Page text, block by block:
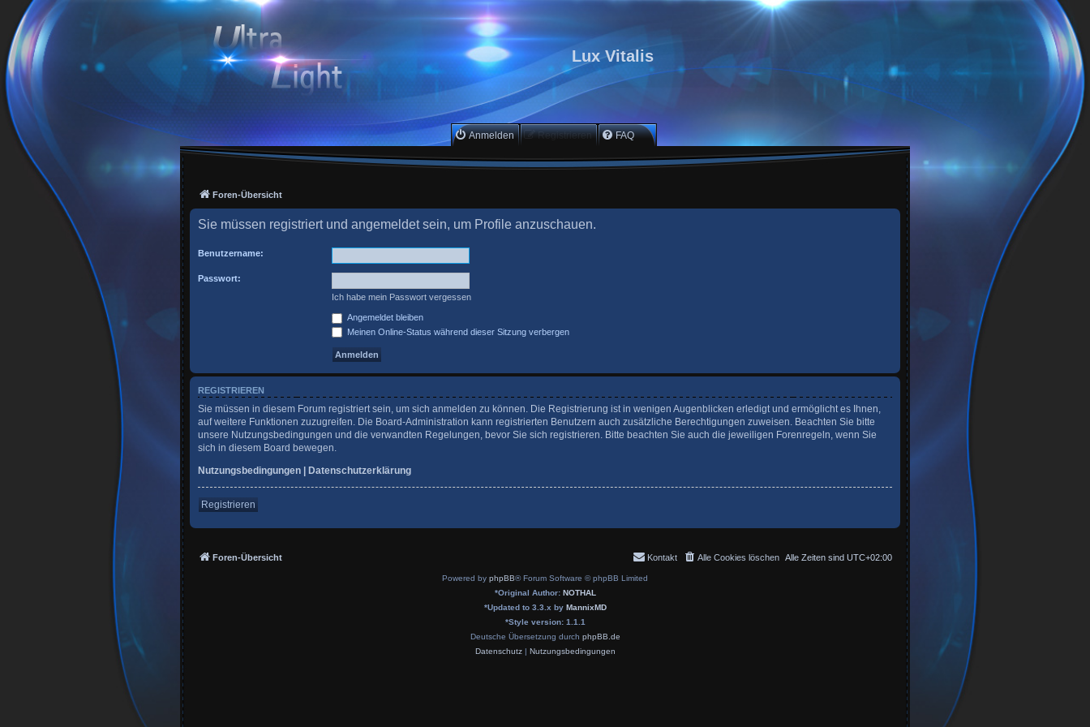
Lux Vitalis
Anmelden Registrieren FAQ
Foren-Übersicht
Sie müssen registriert und angemeldet sein, um Profile anzuschauen.
Benutzername:
Passwort:
Ich habe mein Passwort vergessen
Angemeldet bleiben
Meinen Online-Status während dieser Sitzung verbergen
REGISTRIEREN
Sie müssen in diesem Forum registriert sein, um sich anmelden zu können. Die Registrierung ist in wenigen Augenblicken erledigt und ermöglicht es Ihnen,
auf weitere Funktionen zuzugreifen. Die Board-Administration kann registrierten Benutzern auch zusätzliche Berechtigungen zuweisen. Beachten Sie bitte
unsere Nutzungsbedingungen und die verwandten Regelungen, bevor Sie sich registrieren. Bitte beachten Sie auch die jeweiligen Forenregeln, wenn Sie
sich in diesem Board bewegen.
Nutzungsbedingungen | Datenschutzerklärung
Registrieren
Foren-Übersicht Alle Zeiten sind UTC+02:00
Alle Cookies löschen
Kontakt
Powered by phpBB® Forum Software © phpBB Limited
*Original Author: NOTHAL
*Updated to 3.3.x by MannixMD
*Style version: 1.1.1
Deutsche Übersetzung durch phpBB.de
Datenschutz| Nutzungsbedingungen